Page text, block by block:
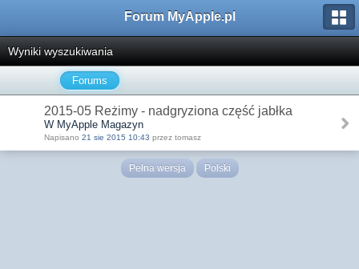
Forum MyApple.pl
Wyniki wyszukiwania
Forums
2015-05 Reżimy - nadgryziona część jabłka
W MyApple Magazyn
Napisano 21 sie 2015 10:43 przez tomasz
Pełna wersja Polski